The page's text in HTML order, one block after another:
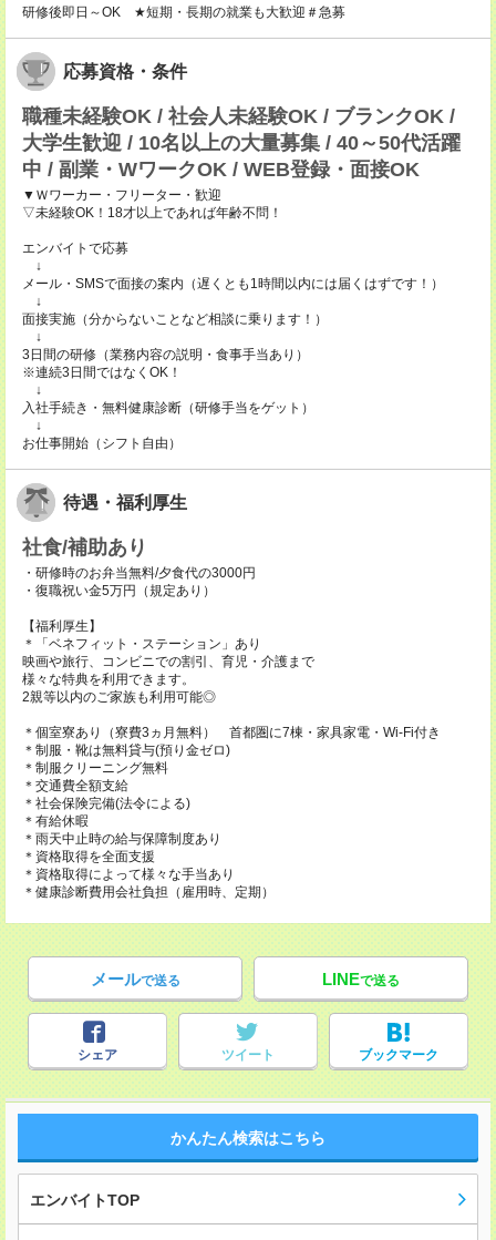
研修後即日～OK ★短期・長期の就業も大歓迎＃急募
応募資格・条件
職種未経験OK / 社会人未経験OK / ブランクOK /
大学生歓迎 / 10名以上の大量募集 / 40～50代活躍
中 / 副業・WワークOK / WEB登録・面接OK
▼Ｗワーカー・フリーター・歓迎
▽未経験OK！18才以上であれば年齢不問！
エンバイトで応募
↓
メール・SMSで面接の案内（遅くとも1時間以内には届くはずです！）
↓
面接実施（分からないことなど相談に乗ります！）
↓
3日間の研修（業務内容の説明・食事手当あり）
※連続3日間ではなくOK！
↓
入社手続き・無料健康診断（研修手当をゲット）
↓
お仕事開始（シフト自由）
待遇・福利厚生
社食/補助あり
・研修時のお弁当無料/夕食代の3000円
・復職祝い金5万円（規定あり）
【福利厚生】
＊「ベネフィット・ステーション」あり
映画や旅行、コンビニでの割引、育児・介護まで
様々な特典を利用できます。
2親等以内のご家族も利用可能◎
＊個室寮あり（寮費3ヵ月無料） 首都圏に7棟・家具家電・Wi-Fi付き
＊制服・靴は無料貸与(預り金ゼロ)
＊制服クリーニング無料
＊交通費全額支給
＊社会保険完備(法令による)
＊有給休暇
＊雨天中止時の給与保障制度あり
＊資格取得を全面支援
＊資格取得によって様々な手当あり
＊健康診断費用会社負担（雇用時、定期）
メールで送る LINEで送る
シェア ツイート ブックマーク
かんたん検索はこちら
エンバイトTOP